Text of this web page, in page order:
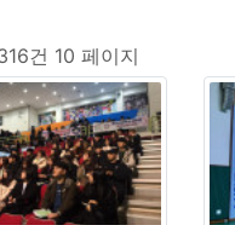
건 10 페이지